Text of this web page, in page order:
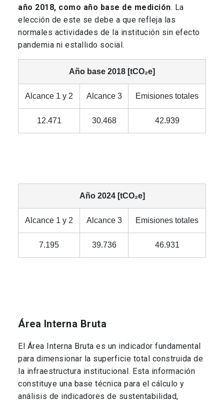
año 2018, como año base de medición. La
elección de este se debe a que refleja las
normales actividades de la institución sin efecto
pandemia ni estallido social.
Año base 2018 [tCO₂e]
Alcance 1 y 2 Alcance 3 Emisiones totales
12.471 30.468 42.939
Año 2024 [tCO₂e]
Alcance 1 y 2 Alcance 3 Emisiones totales
7.195 39.736 46.931
Área Interna Bruta
El Área Interna Bruta es un indicador fundamental
para dimensionar la superficie total construida de
la infraestructura institucional. Esta información
constituye una base técnica para el cálculo y
análisis de indicadores de sustentabilidad,